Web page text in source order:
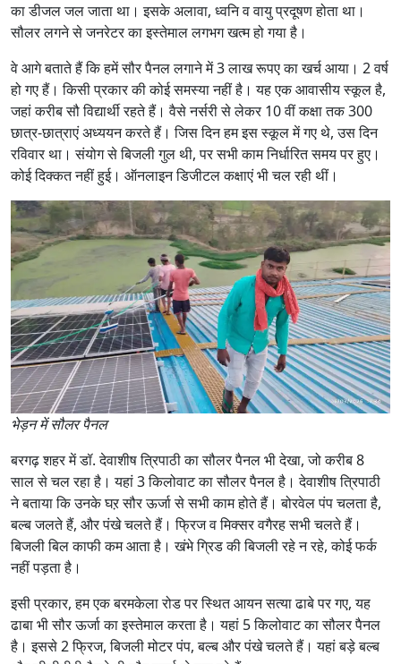
का डीजल जल जाता था। इसके अलावा, ध्वनि व वायु प्रदूषण होता था।
सौलर लगने से जनरेटर का इस्तेमाल लगभग खत्म हो गया है।
वे आगे बताते हैं कि हमें सौर पैनल लगाने में 3 लाख रूपए का खर्च आया। 2 वर्ष
हो गए हैं। किसी प्रकार की कोई समस्या नहीं है। यह एक आवासीय स्कूल है,
जहां करीब सौ विद्यार्थी रहते हैं। वैसे नर्सरी से लेकर 10 वीं कक्षा तक 300
छात्र-छात्राएं अध्ययन करते हैं। जिस दिन हम इस स्कूल में गए थे, उस दिन
रविवार था। संयोग से बिजली गुल थी, पर सभी काम निर्धारित समय पर हुए।
कोई दिक्कत नहीं हुई। ऑनलाइन डिजीटल कक्षाएं भी चल रही थीं।
भेड़न में सौलर पैनल
बरगढ़ शहर में डॉ. देवाशीष त्रिपाठी का सौलर पैनल भी देखा, जो करीब 8
साल से चल रहा है। यहां 3 किलोवाट का सौलर पैनल है। देवाशीष त्रिपाठी
ने बताया कि उनके घऱ सौर ऊर्जा से सभी काम होते हैं। बोरवेल पंप चलता है,
बल्ब जलते हैं, और पंखे चलते हैं। फ्रिज व मिक्सर वगैरह सभी चलते हैं।
बिजली बिल काफी कम आता है। खंभे ग्रिड की बिजली रहे न रहे, कोई फर्क
नहीं पड़ता है।
इसी प्रकार, हम एक बरमकेला रोड पर स्थित आयन सत्या ढाबे पर गए, यह
ढाबा भी सौर ऊर्जा का इस्तेमाल करता है। यहां 5 किलोवाट का सौलर पैनल
है। इससे 2 फ्रिज, बिजली मोटर पंप, बल्ब और पंखे चलते हैं। यहां बड़े बल्ब